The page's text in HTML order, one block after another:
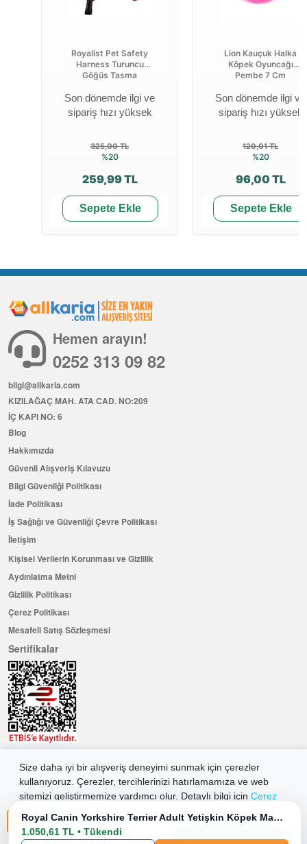
Royalist Pet Safety
Harness Turuncu
Göğüs Tasma
Son dönemde ilgi ve
sipariş hızı yüksek
325,00 TL
%20
259,99 TL
Sepete Ekle
Lion Kauçuk Halka
Köpek Oyuncağı
Pembe 7 Cm
Son dönemde ilgi ve
sipariş hızı yüksek
120,01 TL
%20
96,00 TL
Sepete Ekle
Royal Canin Yorkshire Terrier Adult Yetişkin Köpek Maması 1.5 Kg
1.050,61 TL • Tükendi
Size daha iyi bir alışveriş deneyimi sunmak için çerezler
kullanıyoruz. Çerezler, tercihlerinizi hatırlamamıza ve web
sitemizi geliştirmemize yardımcı olur. Detaylı bilgi için Çerez
Hemen arayın!
0252 313 09 82
bilgi@allkaria.com
KIZILAĞAÇ MAH. ATA CAD. NO:209
İÇ KAPI NO: 6
Blog
Hakkımızda
Güvenli Alışveriş Kılavuzu
Bilgi Güvenliği Politikası
İade Politikası
İş Sağlığı ve Güvenliği Çevre Politikası
İletişim
Kişisel Verilerin Korunması ve Gizlilik
Aydınlatma Metni
Gizlilik Politikası
Çerez Politikası
Mesafeli Satış Sözleşmesi
Sertifikalar
Hemen Üye Olun ...ve 100 ₺ değerinde indirim kuponu kazanın
Üye Ol
2026 Allkaria Elektronik Tic. A.Ş. Her Hakkı Saklıdır.